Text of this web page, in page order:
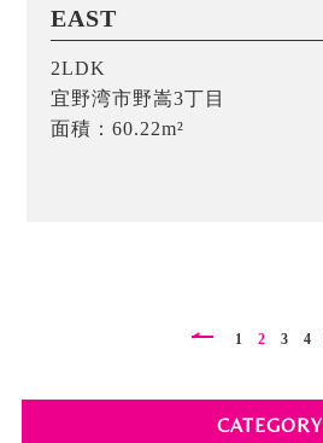
EAST
2LDK
宜野湾市野嵩3丁目
面積：60.22m²
1 2 3 4
CATEGORY